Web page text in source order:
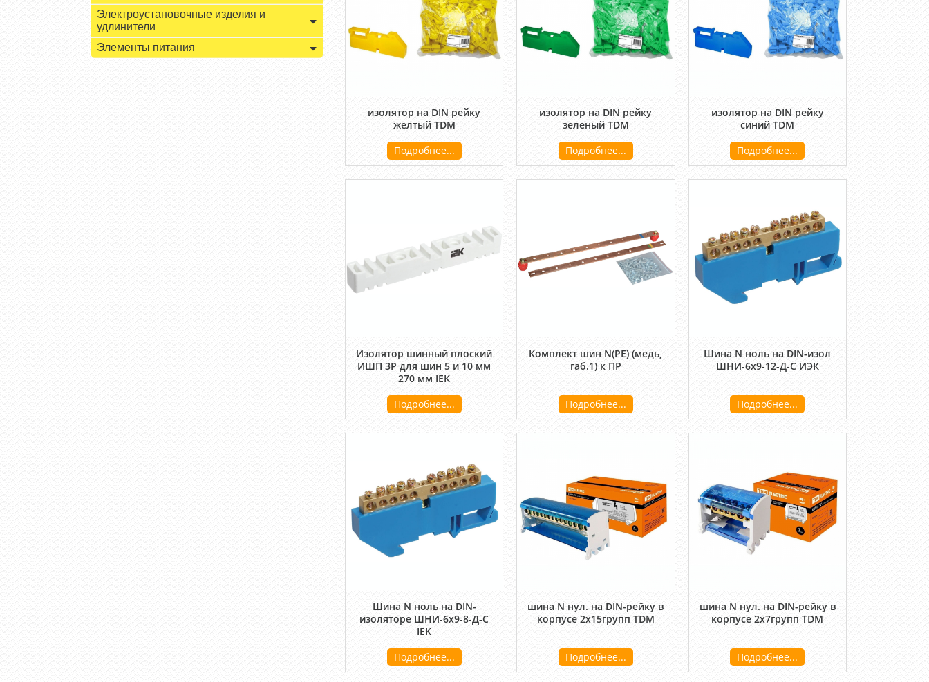
Электроустановочные изделия и
удлинители
Элементы питания
изолятор на DIN рейку
желтый TDM
Подробнее...
изолятор на DIN рейку
зеленый TDM
Подробнее...
изолятор на DIN рейку
синий TDM
Подробнее...
Изолятор шинный плоский
ИШП 3P для шин 5 и 10 мм
270 мм IEK
Подробнее...
Комплект шин N(PE) (медь,
габ.1) к ПР
Подробнее...
Шина N ноль на DIN-изол
ШНИ-6х9-12-Д-С ИЭК
Подробнее...
Шина N ноль на DIN-
изоляторе ШНИ-6х9-8-Д-С
IEK
Подробнее...
шина N нул. на DIN-рейку в
корпусе 2х15групп TDM
Подробнее...
шина N нул. на DIN-рейку в
корпусе 2х7групп TDM
Подробнее...